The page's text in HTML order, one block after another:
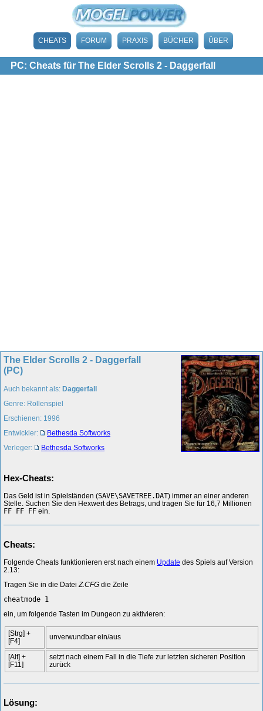
CHEATS FORUM PRAXIS BÜCHER ÜBER
PC: Cheats für The Elder Scrolls 2 - Daggerfall
The Elder Scrolls 2 - Daggerfall
(PC)
Auch bekannt als: Daggerfall
Genre: Rollenspiel
Erschienen: 1996
Entwickler:
Bethesda Softworks
Verleger:
Bethesda Softworks
Hex-Cheats:
Das Geld ist in Spielständen (SAVE\SAVETREE.DAT) immer an einer anderen
Stelle. Suchen Sie den Hexwert des Betrags, und tragen Sie für 16,7 Millionen
FF FF FF ein.
Cheats:
Folgende Cheats funktionieren erst nach einem Update des Spiels auf Version
2.13:
Tragen Sie in die Datei Z.CFG die Zeile
cheatmode 1
ein, um folgende Tasten im Dungeon zu aktivieren:
[Strg] +
[F4]
unverwundbar ein/aus
[Alt] +
[F11]
setzt nach einem Fall in die Tiefe zur letzten sicheren Position
zurück
Lösung: